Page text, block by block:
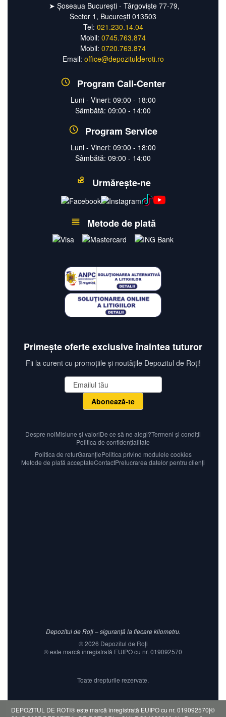
➤ Șoseaua București - Târgoviște 77-79,
Sector 1, București 013503
Tel: 021.230.14.04
Mobil: 0745.763.874
Mobil: 0720.763.874
Email: office@depozitulderoti.ro
Program Call-Center
Luni - Vineri: 09:00 - 18:00
Sâmbătă: 09:00 - 14:00
Program Service
Luni - Vineri: 09:00 - 18:00
Sâmbătă: 09:00 - 14:00
Urmărește-ne
Metode de plată
Primește oferte exclusive înaintea tuturor
Fii la curent cu promoțiile și noutățile Depozitul de Roți!
Abonează-te
Despre noiMisiune și valoriDe ce să ne alegi?Termeni și condiții
Politica de confidențialitate
Politica de returGaranțiePolitica privind modulele cookies
Metode de plată acceptateContactPrelucrarea datelor pentru clienți
Depozitul de Roți – siguranță la fiecare kilometru.
©2026 Depozitul de Roți
® este marcă înregistrată EUIPO cu nr. 019092570
Toate drepturile rezervate.
DEPOZITUL DE ROTI® este marcă înregistrată EUIPO cu nr. 019092570|©